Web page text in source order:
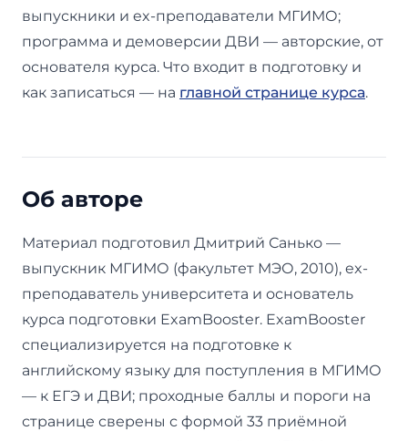
выпускники и ex-преподаватели МГИМО;
программа и демоверсии ДВИ — авторские, от
основателя курса. Что входит в подготовку и
как записаться — на главной странице курса.
Об авторе
Материал подготовил Дмитрий Санько —
выпускник МГИМО (факультет МЭО, 2010), ex-
преподаватель университета и основатель
курса подготовки ExamBooster. ExamBooster
специализируется на подготовке к
английскому языку для поступления в МГИМО
— к ЕГЭ и ДВИ; проходные баллы и пороги на
странице сверены с формой 33 приёмной